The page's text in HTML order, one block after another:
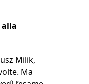
alla
Milik,
Ma